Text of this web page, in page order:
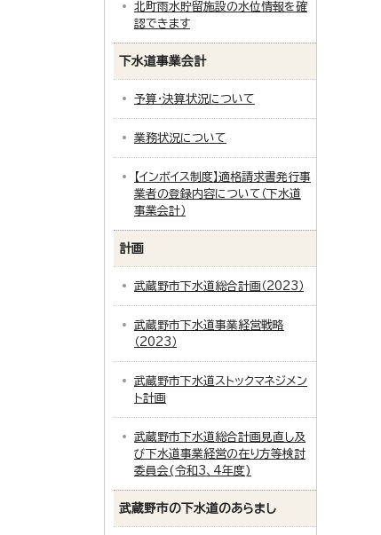
北町雨水貯留施設の水位情報を確
認できます
下水道事業会計
予算・決算状況について
業務状況について
【インボイス制度】適格請求書発行事
業者の登録内容について（下水道
事業会計）
計画
武蔵野市下水道総合計画（2023）
武蔵野市下水道事業経営戦略
（2023）
武蔵野市下水道ストックマネジメン
ト計画
武蔵野市下水道総合計画見直し及
び下水道事業経営の在り方等検討
委員会(令和3、4年度)
武蔵野市の下水道のあらまし